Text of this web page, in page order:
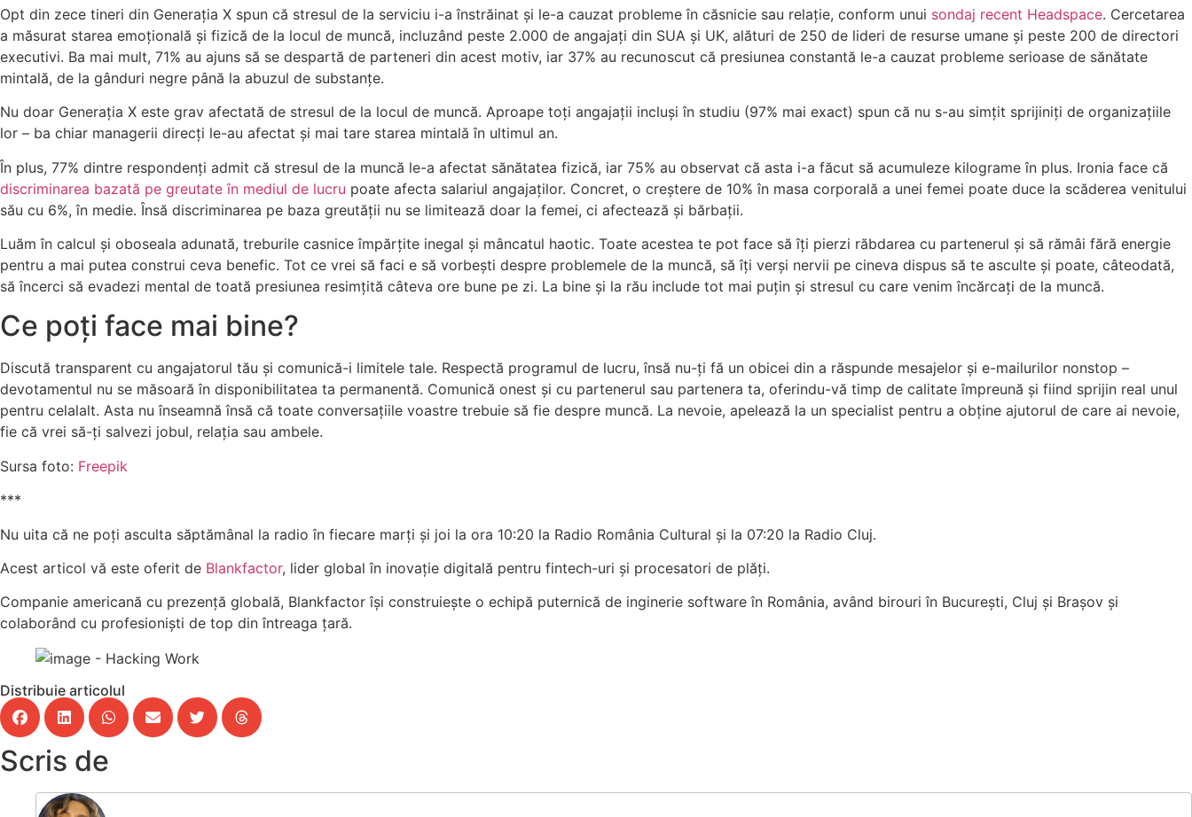
Opt din zece tineri din Generația X spun că stresul de la serviciu i-a înstrăinat și le-a cauzat probleme în căsnicie sau relație, conform unui sondaj recent Headspace. Cercetarea
a măsurat starea emoțională și fizică de la locul de muncă, incluzând peste 2.000 de angajați din SUA și UK, alături de 250 de lideri de resurse umane și peste 200 de directori
executivi. Ba mai mult, 71% au ajuns să se despartă de parteneri din acest motiv, iar 37% au recunoscut că presiunea constantă le-a cauzat probleme serioase de sănătate
mintală, de la gânduri negre până la abuzul de substanțe.
Nu doar Generația X este grav afectată de stresul de la locul de muncă. Aproape toți angajații incluși în studiu (97% mai exact) spun că nu s-au simțit sprijiniți de organizațiile
lor – ba chiar managerii direcți le-au afectat și mai tare starea mintală în ultimul an.
În plus, 77% dintre respondenți admit că stresul de la muncă le-a afectat sănătatea fizică, iar 75% au observat că asta i-a făcut să acumuleze kilograme în plus. Ironia face că
discriminarea bazată pe greutate în mediul de lucru poate afecta salariul angajaților. Concret, o creștere de 10% în masa corporală a unei femei poate duce la scăderea venitului
său cu 6%, în medie. Însă discriminarea pe baza greutății nu se limitează doar la femei, ci afectează și bărbații.
Luăm în calcul și oboseala adunată, treburile casnice împărțite inegal și mâncatul haotic. Toate acestea te pot face să îți pierzi răbdarea cu partenerul și să rămâi fără energie
pentru a mai putea construi ceva benefic. Tot ce vrei să faci e să vorbești despre problemele de la muncă, să îți verși nervii pe cineva dispus să te asculte și poate, câteodată,
să încerci să evadezi mental de toată presiunea resimțită câteva ore bune pe zi. La bine și la rău include tot mai puțin și stresul cu care venim încărcați de la muncă.
Ce poți face mai bine?
Discută transparent cu angajatorul tău și comunică-i limitele tale. Respectă programul de lucru, însă nu-ți fă un obicei din a răspunde mesajelor și e-mailurilor nonstop –
devotamentul nu se măsoară în disponibilitatea ta permanentă. Comunică onest și cu partenerul sau partenera ta, oferindu-vă timp de calitate împreună și fiind sprijin real unul
pentru celalalt. Asta nu înseamnă însă că toate conversațiile voastre trebuie să fie despre muncă. La nevoie, apelează la un specialist pentru a obține ajutorul de care ai nevoie,
fie că vrei să-ți salvezi jobul, relația sau ambele.
Sursa foto: Freepik
***
Nu uita că ne poți asculta săptămânal la radio în fiecare marți și joi la ora 10:20 la Radio România Cultural și la 07:20 la Radio Cluj.
Acest articol vă este oferit de Blankfactor, lider global în inovație digitală pentru fintech-uri și procesatori de plăți.
Companie americană cu prezență globală, Blankfactor își construiește o echipă puternică de inginerie software în România, având birouri în București, Cluj și Brașov și
colaborând cu profesioniști de top din întreaga țară.
Distribuie articolul
Scris de